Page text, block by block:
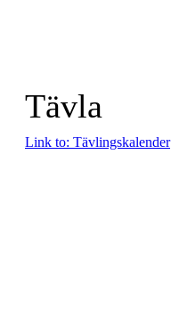
Tävla
Link to: Tävlingskalender